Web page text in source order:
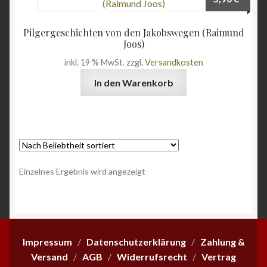
Pilgergeschichten von den Jakobswegen (Raimund
Joos)
inkl. 19 % MwSt. zzgl.Versandkosten
In den Warenkorb
Einzelnes Ergebnis wird angezeigt
Impressum / Datenschutzerklärung/ Zahlung &
Versand / AGB / Widerrufsrecht / Vertrag